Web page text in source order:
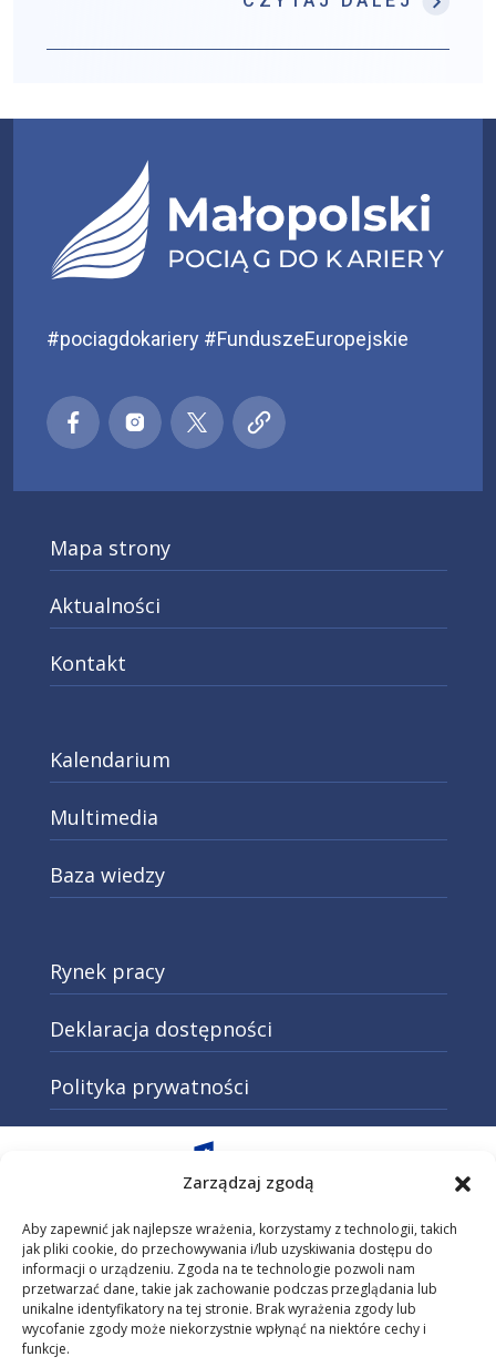
Zarządzaj zgodą
Aby zapewnić jak najlepsze wrażenia, korzystamy z technologii, takich
jak pliki cookie, do przechowywania i/lub uzyskiwania dostępu do
informacji o urządzeniu. Zgoda na te technologie pozwoli nam
przetwarzać dane, takie jak zachowanie podczas przeglądania lub
unikalne identyfikatory na tej stronie. Brak wyrażenia zgody lub
wycofanie zgody może niekorzystnie wpłynąć na niektóre cechy i
funkcje.
#pociagdokariery #FunduszeEuropejskie
Małopolski pociąg do kariery
Małopolski pociąg do kariery
Małopolski pociąg do kariery
Małopolski pociąg do
Mapa strony
Aktualności
Kontakt
Kalendarium
Multimedia
Baza wiedzy
Rynek pracy
Deklaracja dostępności
Polityka prywatności
Otwarcie w nowej karcie:
Otwarcie w nowej karcie: Przejdź